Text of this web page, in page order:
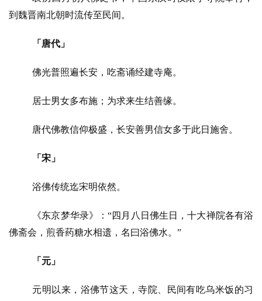
到魏晋南北朝时流传至民间。
「唐代」
佛光普照遍长安，吃斋诵经建寺庵。
居士男女多布施；为求来生结善缘。
唐代佛教信仰极盛，长安善男信女多于此日施舍。
「宋」
浴佛传统迄宋明依然。
《东京梦华录》：“四月八日佛生日，十大禅院各有浴
佛斋会，煎香药糖水相遗，名曰浴佛水。”
「元」
元明以来，浴佛节这天，寺院、民间有吃乌米饭的习